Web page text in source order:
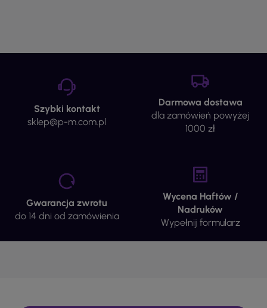
Szybki kontakt
sklep@p-m.com.pl
Darmowa dostawa
dla zamówień powyżej
1000 zł
Gwarancja zwrotu
do 14 dni od zamówienia
Wycena Haftów /
Nadruków
Wypełnij formularz